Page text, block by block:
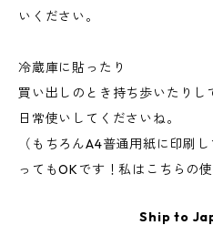
いください。
冷蔵庫に貼ったり
買い出しのとき持ち歩いたりし
日常使いしてくださいね。
（もちろんA4普通用紙に印刷
ってもOKです！私はこちらの
Ship to